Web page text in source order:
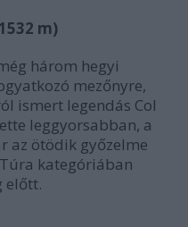
m)
három hegyi
mezőnyre,
ismert legendás Col
leggyorsabban, a
az ötödik győzelme
kategóriában
előtt.